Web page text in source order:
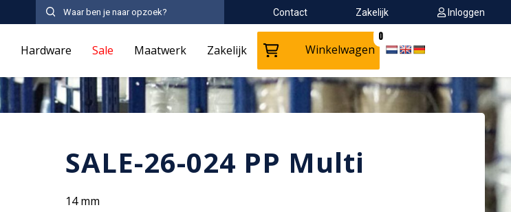
Contact Zakelijk Inloggen
Hardware Sale Maatwerk Zakelijk Winkelwagen
0
SALE-26-024 PP Multi
14 mm